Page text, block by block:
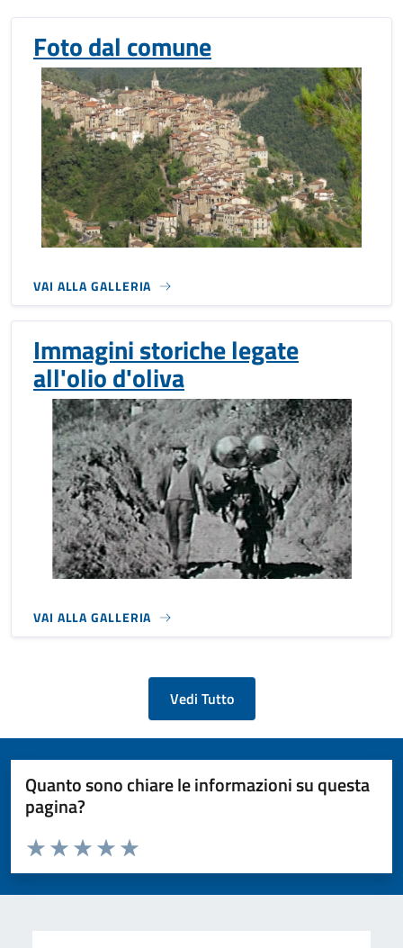
Foto dal comune
VAI ALLA GALLERIA
Immagini storiche legate
all'olio d'oliva
VAI ALLA GALLERIA
Vedi Tutto
Quanto sono chiare le informazioni su questa
pagina?
Valuta da 1 a 5 stelle la pagina
Valuta 5 stelle su 5
Valuta 4 stelle su 5
Valuta 3 stelle su 5
Valuta 2 stelle su 5
Valuta 1 stelle su 5